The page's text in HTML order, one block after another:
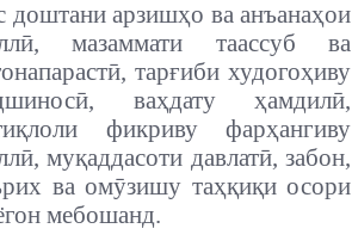
доштани арзишҳо ва анъанаҳои
мазаммати таассуб ва
тарғиби худогоҳиву
ваҳдату ҳамдилӣ,
фикриву фарҳангиву
муқаддасоти давлатӣ, забон,
ва омӯзишу таҳқиқи осори
мебошанд.